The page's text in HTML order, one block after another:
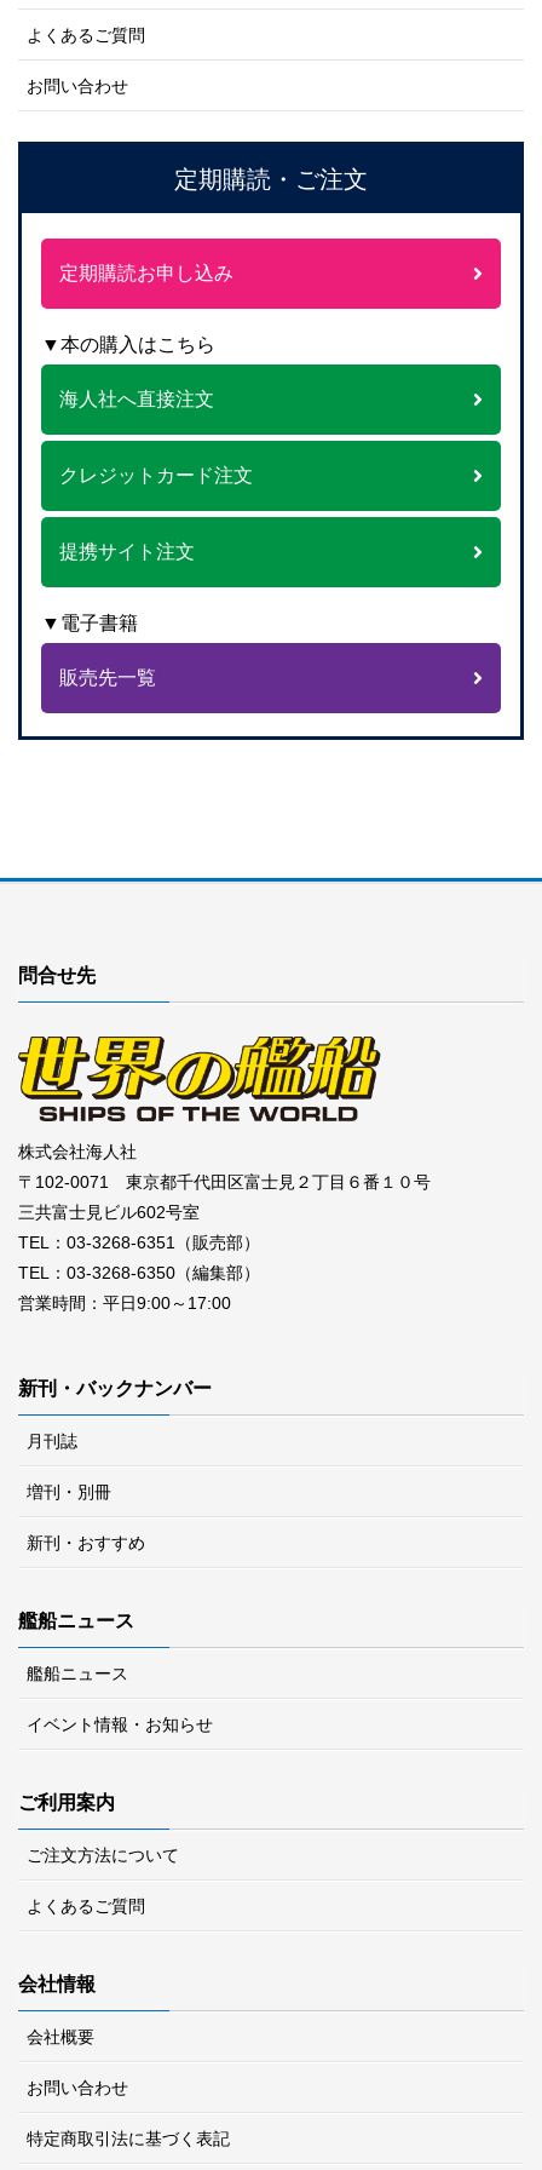
よくあるご質問
お問い合わせ
定期購読・ご注文
定期購読お申し込み
▼本の購入はこちら
海人社へ直接注文
クレジットカード注文
提携サイト注文
▼電子書籍
販売先一覧
問合せ先
株式会社海人社
〒102-0071 東京都千代田区富士見２丁目６番１０号
三共富士見ビル602号室
TEL：03-3268-6351（販売部）
TEL：03-3268-6350（編集部）
営業時間：平日9:00～17:00
新刊・バックナンバー
月刊誌
増刊・別冊
新刊・おすすめ
艦船ニュース
艦船ニュース
イベント情報・お知らせ
ご利用案内
ご注文方法について
よくあるご質問
会社情報
会社概要
お問い合わせ
特定商取引法に基づく表記